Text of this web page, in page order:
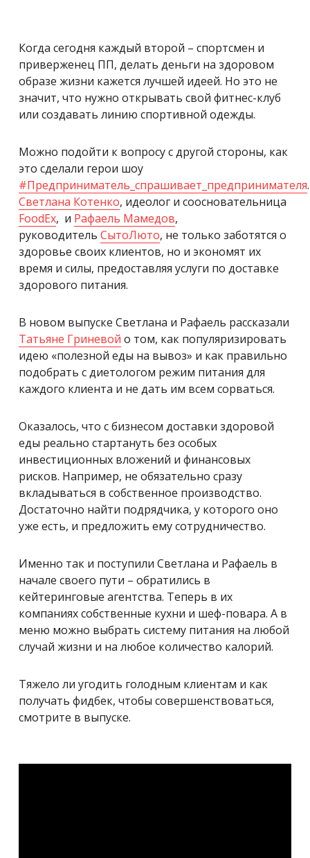
Когда сегодня каждый второй – спортсмен и
приверженец ПП, делать деньги на здоровом
образе жизни кажется лучшей идеей. Но это не
значит, что нужно открывать свой фитнес-клуб
или создавать линию спортивной одежды.
Можно подойти к вопросу с другой стороны, как
это сделали герои шоу
#Предприниматель_спрашивает_предпринимателя.
Светлана Котенко, идеолог и соосновательница
FoodEx, и Рафаель Maмедов,
руководитель СытоЛюто, не только заботятся о
здоровье своих клиентов, но и экономят их
время и силы, предоставляя услуги по доставке
здорового питания.
В новом выпуске Светлана и Рафаель рассказали
Татьяне Гриневой о том, как популяризировать
идею «полезной еды на вывоз» и как правильно
подобрать с диетологом режим питания для
каждого клиента и не дать им всем сорваться.
Оказалось, что с бизнесом доставки здоровой
еды реально стартануть без особых
инвестиционных вложений и финансовых
рисков. Например, не обязательно сразу
вкладываться в собственное производство.
Достаточно найти подрядчика, у которого оно
уже есть, и предложить ему сотрудничество.
Именно так и поступили Светлана и Рафаель в
начале своего пути – обратились в
кейтеринговые агентства. Теперь в их
компаниях собственные кухни и шеф-повара. А в
меню можно выбрать систему питания на любой
случай жизни и на любое количество калорий.
Тяжело ли угодить голодным клиентам и как
получать фидбек, чтобы совершенствоваться,
смотрите в выпуске.